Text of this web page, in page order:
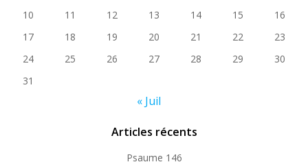
10
11 12 13 14 15
16
17
18 19 20 21 22
23
24
25 26 27 28 29
30
31
« Juil
Articles récents
Psaume 146